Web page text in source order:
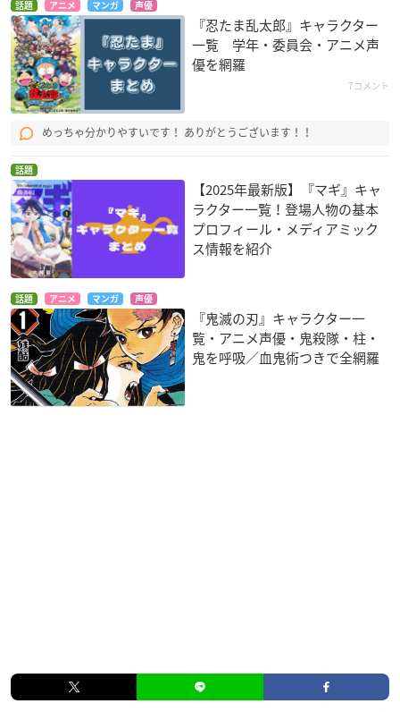
話題 アニメ マンガ 声優
『忍たま乱太郎』キャラクター
一覧 学年・委員会・アニメ声
優を網羅
7コメント
めっちゃ分かりやすいです！ ありがとうございます！！
話題
【2025年最新版】『マギ』キャ
ラクター一覧！登場人物の基本
プロフィール・メディアミック
ス情報を紹介
話題 アニメ マンガ 声優
『鬼滅の刃』キャラクター一
覧・アニメ声優・鬼殺隊・柱・
鬼を呼吸／血鬼術つきで全網羅